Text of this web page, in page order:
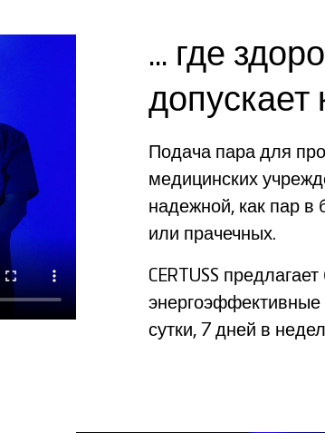
... где
Подача пара для
медицинских
надежной, как пар в
или прачечных.
CERTUSS
сутки, 7 дней в